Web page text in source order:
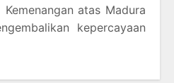
Kemenangan atas Madura
kepercayaan